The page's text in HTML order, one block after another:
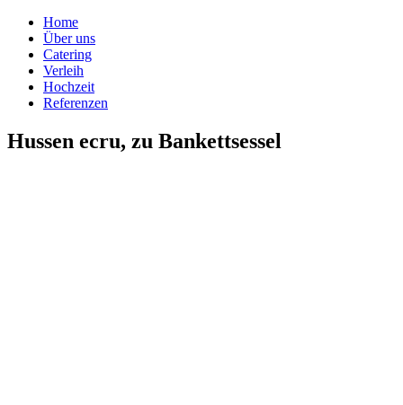
Home
Über uns
Catering
Verleih
Hochzeit
Referenzen
Hussen ecru, zu Bankettsessel